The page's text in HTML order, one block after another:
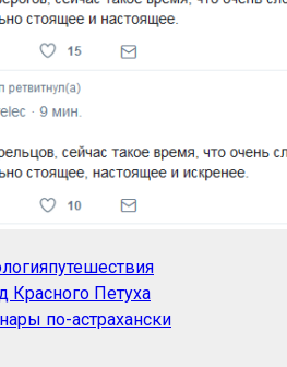
путешествия
Красного Петуха
по-астрахански